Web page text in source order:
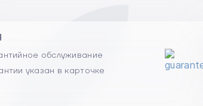
обслуживание
указан в карточке